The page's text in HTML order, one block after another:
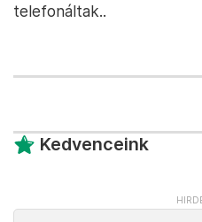
telefonáltak..
Kedvenceink